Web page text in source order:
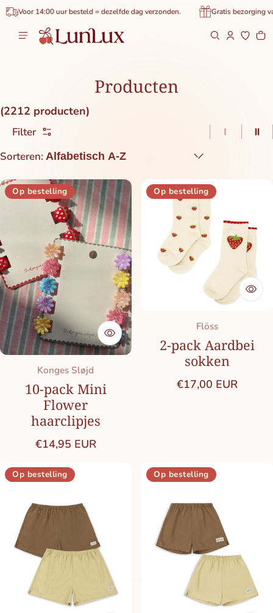
inhoud
uur besteld = dezelfde dag verzonden. Gratis bezorging vanaf €40
0
Producten
(2212 producten)
Filter 1 item2
Sorteren:
Op bestelling
Merk:
Konges Sløjd
10-pack Mini
Flower
haarclipjes
Normale prijs
€14,95 EUR
Op bestelling
Merk:
Flöss
2-pack Aardbei
sokken
Normale prijs
€17,00 EUR
Op bestelling Op bestelling